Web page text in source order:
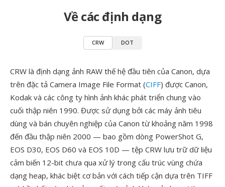
Về các định dạng
CRW DOT
CRW là định dạng ảnh RAW thế hệ đầu tiên của Canon, dựa
trên đặc tả Camera Image File Format (CIFF) được Canon,
Kodak và các công ty hình ảnh khác phát triển chung vào
cuối thập niên 1990. Được sử dụng bởi các máy ảnh tiêu
dùng và bán chuyên nghiệp của Canon từ khoảng năm 1998
đến đầu thập niên 2000 — bao gồm dòng PowerShot G,
EOS D30, EOS D60 và EOS 10D — tệp CRW lưu trữ dữ liệu
cảm biến 12-bit chưa qua xử lý trong cấu trúc vùng chứa
dạng heap, khác biệt cơ bản với cách tiếp cận dựa trên TIFF